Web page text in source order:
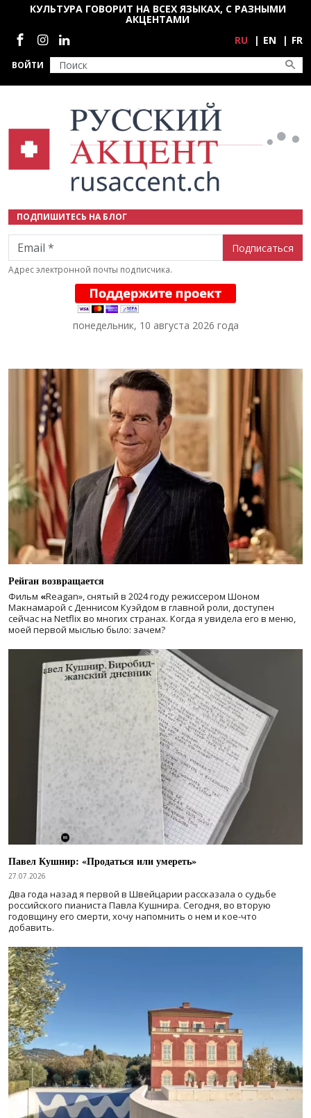
Перейти к основному содержанию
ВОЙТИ
КУЛЬТУРА ГОВОРИТ НА ВСЕХ ЯЗЫКАХ, С РАЗНЫМИ
АКЦЕНТАМИ
Социальные сети
RU EN FR
ПОДПИШИТЕСЬ НА БЛОГ
Email
Адрес электронной почты подписчика.
понедельник, 10 августа 2026 года
Рейган возвращается
Фильм «Reagan», снятый в 2024 годурежиссером Шоном
Макнамарой с Деннисом Куэйдом в главной роли, доступен
сейчас на Netflix во многих странах. Когда я увидела его в меню,
моей первой мыслью было: зачем?
Павел Кушнир: «Продаться или умереть»
27.07.2026
Два года назад я первой в Швейцарии рассказала о судьбе
российского пианиста Павла Кушнира. Сегодня, во вторую
годовщину его смерти, хочу напомнить о нем и кое-что
добавить.